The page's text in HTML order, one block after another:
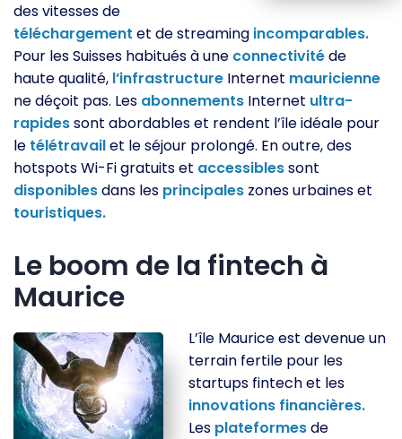
des vitesses de
téléchargement et de streaming incomparables.
Pour les Suisses habitués à une connectivitéde
haute qualité, l’infrastructure Internet mauricienne
ne déçoit pas. Les abonnements Internet ultra-
rapidessont abordables et rendent l’île idéale pour
le télétravailet le séjour prolongé. En outre, des
hotspots Wi-Fi gratuits et accessiblessont
disponiblesdans les principales zones urbaines et
touristiques.
Le boom de la fintech à
Maurice
L’île Maurice est devenue un
terrain fertile pour les
startups fintech et les
innovations financières.
Les plateformesde